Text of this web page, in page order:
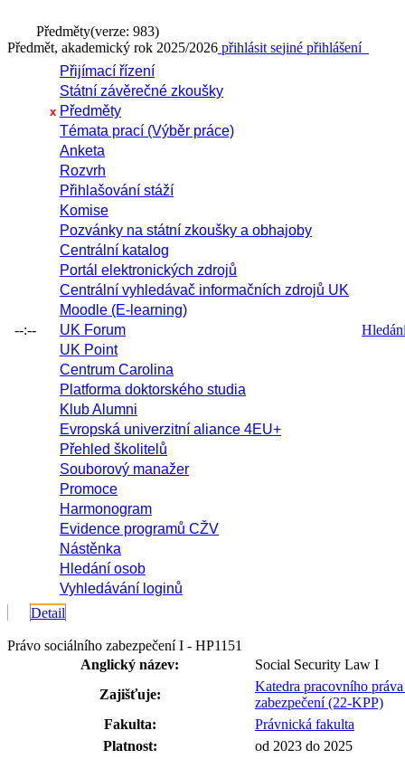
Předměty(verze: 983)
Předmět, akademický rok 2025/2026 přihlásit sejiné přihlášení
--:--
Přijímací řízení
Státní závěrečné zkoušky
x Předměty
Témata prací (Výběr práce)
Anketa
Rozvrh
Přihlašování stáží
Komise
Pozvánky na státní zkoušky a obhajoby
Centrální katalog
Portál elektronických zdrojů
Centrální vyhledávač informačních zdrojů UK
Moodle (E-learning)
UK Forum
UK Point
Centrum Carolina
Platforma doktorského studia
Klub Alumni
Evropská univerzitní aliance 4EU+
Přehled školitelů
Souborový manažer
Promoce
Harmonogram
Evidence programů CŽV
Nástěnka
Hledání osob
Vyhledávání loginů
Detail
Právo sociálního zabezpečení I - HP1151
Anglický název:
Social Security Law I
Zajišťuje:
Katedra pracovního
zabezpečení (22-KPP)
Fakulta:
Právnická fakulta
Platnost:
od 2023 do 2025